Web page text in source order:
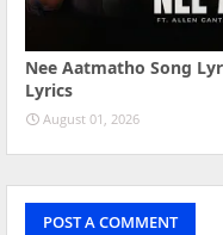
Nee Aatmatho Song
Lyrics
August 01, 2026
POST A COMMENT